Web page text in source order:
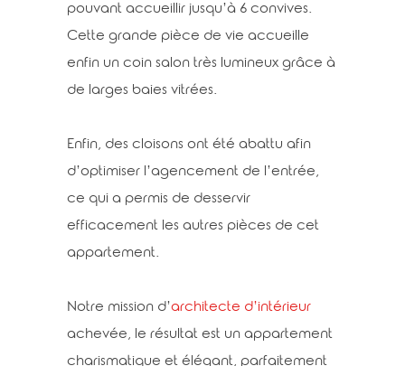
pouvant accueillir jusqu’à 6 convives.
Cette grande pièce de vie accueille
enfin un coin salon très lumineux grâce à
de larges baies vitrées.
Enfin, des cloisons ont été abattu afin
d’optimiser l’agencement de l’entrée,
ce qui a permis de desservir
efficacement les autres pièces de cet
appartement.
Notre mission d’architecte d’intérieur
achevée, le résultat est un appartement